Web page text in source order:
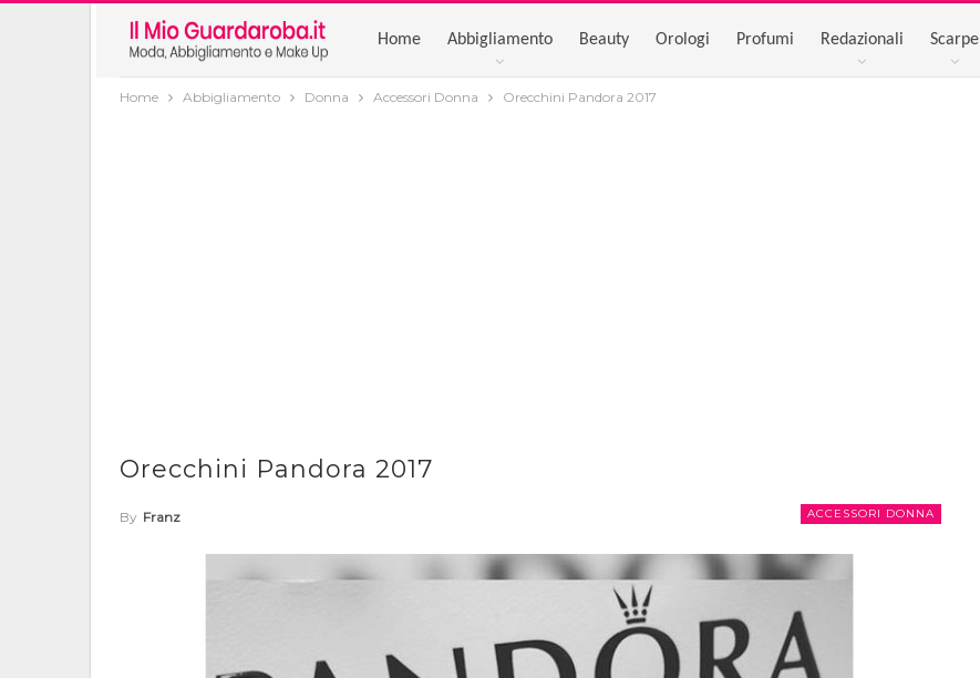
Home Abbigliamento Beauty Orologi Profumi Redazionali Scarpe
Home Abbigliamento Donna Accessori Donna Orecchini Pandora 2017
Orecchini Pandora 2017
ACCESSORI DONNA
By Franz